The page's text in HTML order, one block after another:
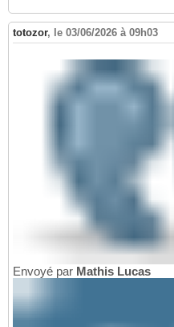
totozor, le 03/06/2026 à 09h03
Envoyé par Mathis Lucas